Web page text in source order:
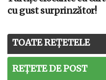
cu gust surprinzător!
TOATE REȚETELE
REȚETE DE POST